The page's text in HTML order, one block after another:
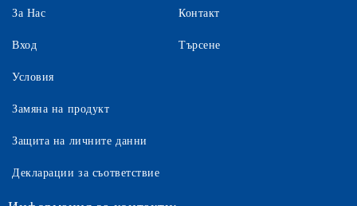
За Нас
Вход
Контакт
Търсене
Условия
Замяна на продукт
Защита на личните данни
Декларации за съответствие